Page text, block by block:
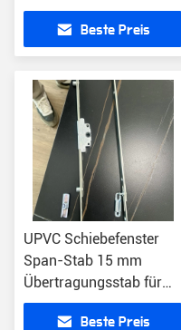
Getriebe Stange Backset
15 mm
Beste Preis
UPVC Schiebefenster
Span-Stab 15 mm
Übertragungsstab für
individuelle
Anforderungen
Beste Preis